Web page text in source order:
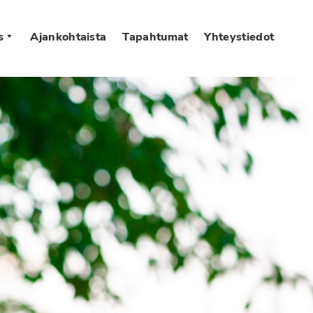
Ajankohtaista Tapahtumat Yhteystiedot